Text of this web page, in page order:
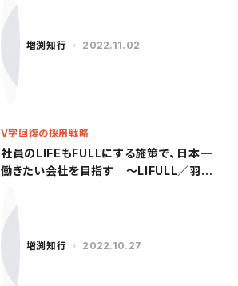
増渕知行 2022.11.02
V字回復の採用戦略
社員のLIFEもFULLにする施策で、日本一
働きたい会社を目指す 〜LIFULL／羽田
増渕知行 2022.10.27